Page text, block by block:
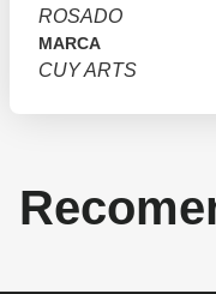
ROSADO
MARCA
CUY ARTS